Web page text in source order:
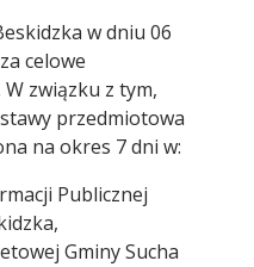
w dniu 06
celowe
związku z tym,
przedmiotowa
na okres 7 dni w:
Publicznej
Gminy Sucha